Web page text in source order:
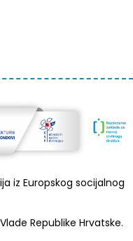
iz Europskog socijalnog
Republike Hrvatske.